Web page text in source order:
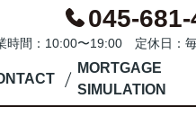
045-
時間：10:00〜19:00 定休日：
MORTGAGE
SIMULATION